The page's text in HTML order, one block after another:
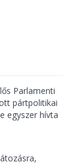
Parlamenti
pártpolitikai
egyszer hívta